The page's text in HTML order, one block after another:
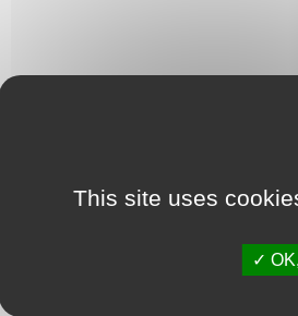
This site uses